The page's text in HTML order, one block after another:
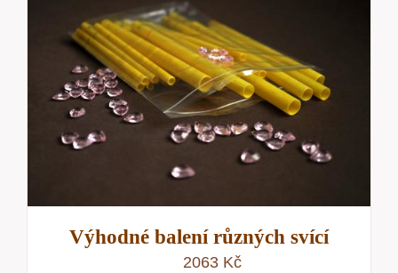
Výhodné balení různých svící
2063 Kč